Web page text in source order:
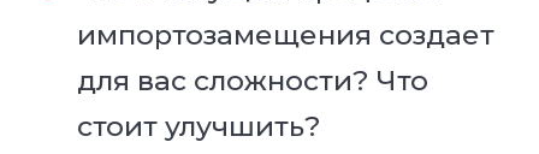
импортозамещения создает
для вас сложности? Что
стоит улучшить?